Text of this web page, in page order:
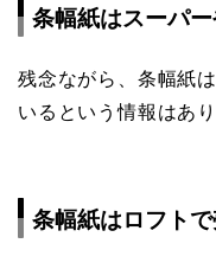
条幅紙はスーパ
残念ながら、条幅紙
いるという情報はあ
条幅紙はロフト